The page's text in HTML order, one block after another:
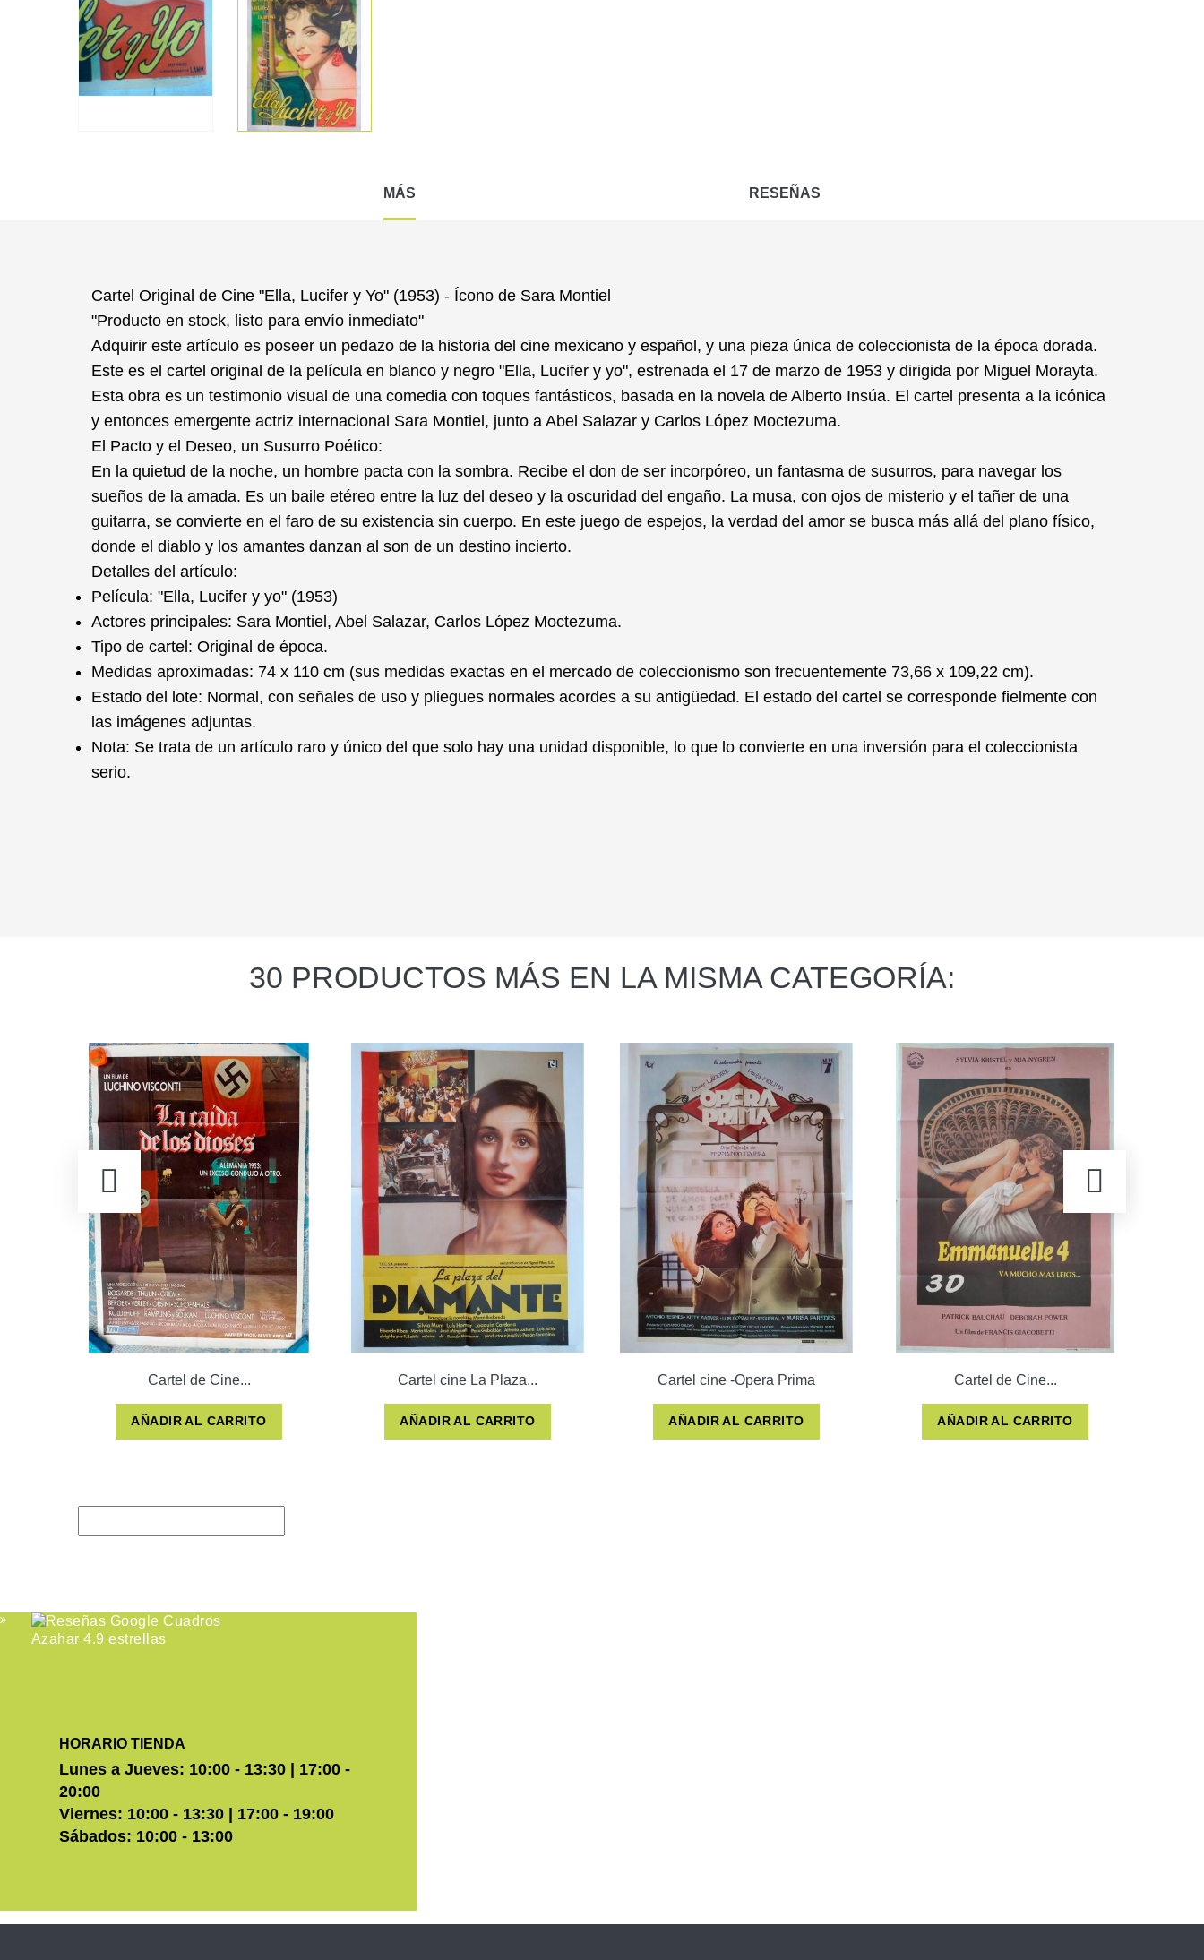
MÁS RESEÑAS
Cartel Original de Cine "Ella, Lucifer y Yo" (1953) - Ícono de Sara Montiel
"Producto en stock, listo para envío inmediato"
Adquirir este artículo es poseer un pedazo de la historia del cine mexicano y español, y una pieza única de coleccionista de la época dorada.
Este es el cartel original de la película en blanco y negro "Ella, Lucifer y yo", estrenada el 17 de marzo de 1953 y dirigida por Miguel Morayta.
Esta obra es un testimonio visual de una comedia con toques fantásticos, basada en la novela de Alberto Insúa. El cartel presenta a la icónica
y entonces emergente actriz internacional Sara Montiel, junto a Abel Salazar y Carlos López Moctezuma.
El Pacto y el Deseo, un Susurro Poético:
En la quietud de la noche, un hombre pacta con la sombra. Recibe el don de ser incorpóreo, un fantasma de susurros, para navegar los
sueños de la amada. Es un baile etéreo entre la luz del deseo y la oscuridad del engaño. La musa, con ojos de misterio y el tañer de una
guitarra, se convierte en el faro de su existencia sin cuerpo. En este juego de espejos, la verdad del amor se busca más allá del plano físico,
donde el diablo y los amantes danzan al son de un destino incierto.
Detalles del artículo:
Película: "Ella, Lucifer y yo" (1953)
Actores principales: Sara Montiel, Abel Salazar, Carlos López Moctezuma.
Tipo de cartel: Original de época.
Medidas aproximadas: 74 x 110 cm (sus medidas exactas en el mercado de coleccionismo son frecuentemente 73,66 x 109,22 cm).
Estado del lote: Normal, con señales de uso y pliegues normales acordes a su antigüedad. El estado del cartel se corresponde fielmente con
las imágenes adjuntas.
Nota: Se trata de un artículo raro y único del que solo hay una unidad disponible, lo que lo convierte en una inversión para el coleccionista
serio.
30 PRODUCTOS MÁS EN LA MISMA CATEGORÍA:
Cartel de Cine...
AÑADIR AL CARRITO
Cartel cine La Plaza...
AÑADIR AL CARRITO
Cartel cine -Opera Prima
AÑADIR AL CARRITO
Cartel de Cine...
AÑADIR AL CARRITO
HORARIO TIENDA
Lunes a Jueves: 10:00 - 13:30 | 17:00 -
20:00
Viernes: 10:00 - 13:30 | 17:00 - 19:00
Sábados: 10:00 - 13:00